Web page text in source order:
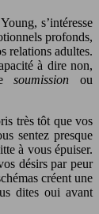
s’intéresse
profonds,
relations adultes.
à dire non,
soumission ou
très tôt que vos
sentez presque
à vous épuiser.
désirs par peur
créent une
dites oui avant